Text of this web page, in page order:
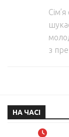
з
НА ЧАСІ